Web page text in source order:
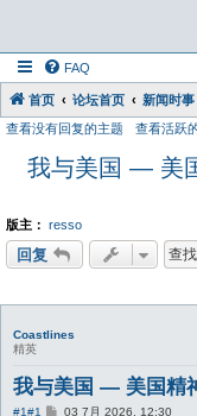
FAQ
首页 论坛首页 新闻时事
查看没有回复的主题 查看活跃
我与美国 — 美
版主： resso
回复
Coastlines
精英
我与美国 — 美国精
#1#1
帖
03 7月 2026, 12:30